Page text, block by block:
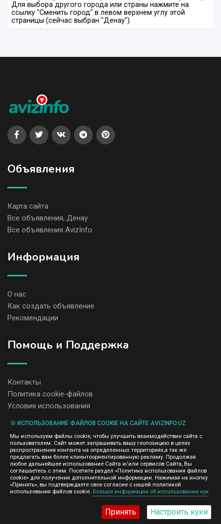
Для выбора другого города или страны нажмите на
ссылку "Сменить город" в левом верхнем углу этой
страницы (сейчас выбран "Денау").
Объявления
Карта сайта
Все объявления, Денау
Все объявления AvizInfo
Информация
О нас
Как создать объявление
Рекомендации
Помощь и Поддержка
Контакты
Политика cookie-файлов
Условия использования
содержание размещенных объявлений.
Мы ценим конфиденциальность наших пользователей. Мы не
передаем и не продаем личную информацию зарегистрированных
пользователей AvizInfo.uz третьим лицам. Мы не отвечаем за
правила конфиденциальности сайтов на которые ссылается
AvizInfo.uz. На некоторых страницах нашего сайта представлена
реклама Google Adsense Advertising Network. Чтобы узнать
подробней о правилах конфиденциальности Googleнажмите тут
🍪 ИСПОЛЬЗОВАНИЕ ФАЙЛОВ COOKIE НА САЙТЕ AVIZINFO.UZ
Мы используем файлы cookie, чтобы улучшить взаимодействие сайта с
пользователем. Сайт может запрашивать вашу геопозицию в целях
распространения контента на определенных территориях,а так же
предлагать вам более клиентоориентированную рекламу. Продолжая
любое дальнейшее использование Сайта и/или сервисов Сайта, Вы
соглашаетесь с этим. Посетите раздел «Политика использования файлов
cookie» для получения дополнительной информации. Нажимая на кнопку
«Принять», вы подтверждаете свое согласие с нашей политикой
использования файлов cookie. Больше информации об использовании кук
Принять Настроить куки